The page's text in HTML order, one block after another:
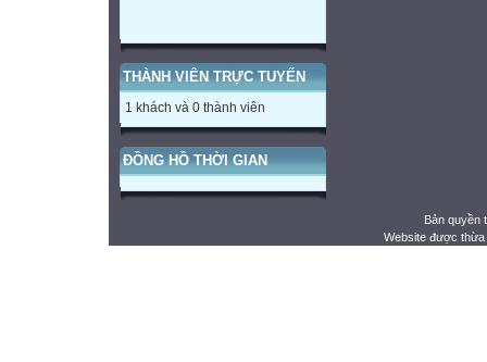
THÀNH VIÊN TRỰC TUYẾN
1 khách và 0 thành viên
ĐỒNG HỒ THỜI GIAN
Bản quyền
Website được